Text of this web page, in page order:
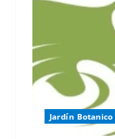
Jardín Botanico